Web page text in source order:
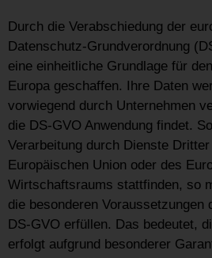
Durch die Verabschiedung der
Datenschutz-Grundverordnung
eine einheitliche Grundlage für
Europa geschaffen. Ihre Daten
vorwiegend durch Unternehmen
die DS-GVO Anwendung findet.
Verarbeitung durch Dienste
Europäischen Union oder des
Wirtschaftsraums stattfinden, so
die besonderen Voraussetzungen
DS-GVO erfüllen. Das bedeutet,
erfolgt aufgrund besonderer